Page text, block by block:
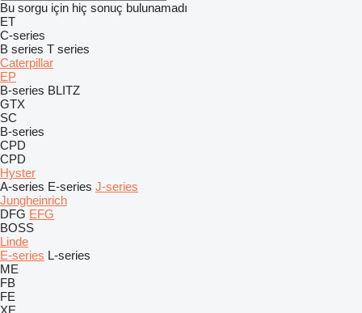
Bu sorgu için hiç sonuç bulunamadı
ET
C-series
B series T series
Caterpillar
EP
B-series BLITZ
GTX
SC
B-series
CPD
CPD
Hyster
A-series E-series J-series
Jungheinrich
DFG EFG
BOSS
Linde
E-series L-series
ME
FB
FE
XE